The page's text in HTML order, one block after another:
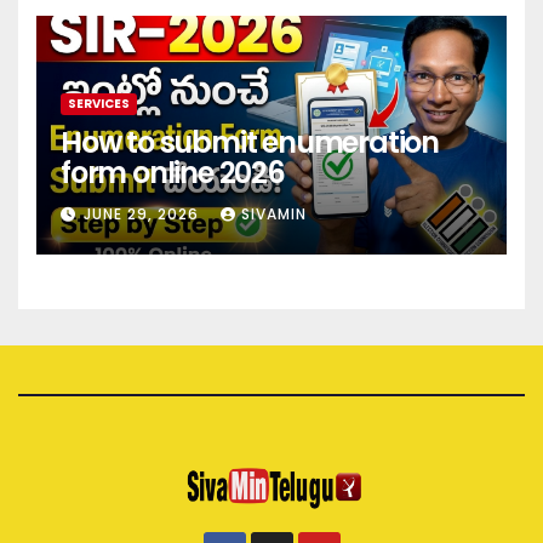
SERVICES
How to submit enumeration
form online 2026
JUNE 29, 2026 SIVAMIN